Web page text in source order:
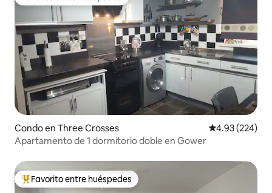
Condo en Three Crosses Calificación
4.93 (224)
Apartamento de 1 dormitorio doble en Gower
Favorito entre huéspedes preferido
Favorito entre huéspedes